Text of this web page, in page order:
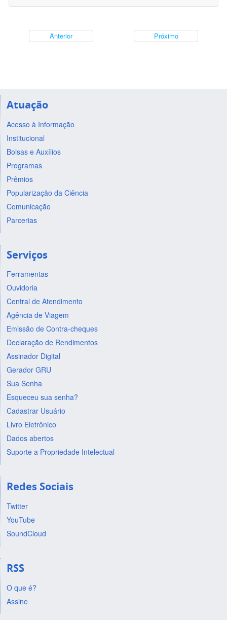
Anterior Próximo
Atuação
Acesso à Informação
Institucional
Bolsas e Auxílios
Programas
Prêmios
Popularização da Ciência
Comunicação
Parcerias
Serviços
Ferramentas
Ouvidoria
Central de Atendimento
Agência de Viagem
Emissão de Contra-cheques
Declaração de Rendimentos
Assinador Digital
Gerador GRU
Sua Senha
Esqueceu sua senha?
Cadastrar Usuário
Livro Eletrônico
Dados abertos
Suporte a Propriedade Intelectual
Redes Sociais
Twitter
YouTube
SoundCloud
RSS
O que é?
Assine